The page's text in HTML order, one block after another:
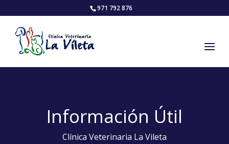
971 792 876
Información Útil
Clínica Veterinaria La Vileta